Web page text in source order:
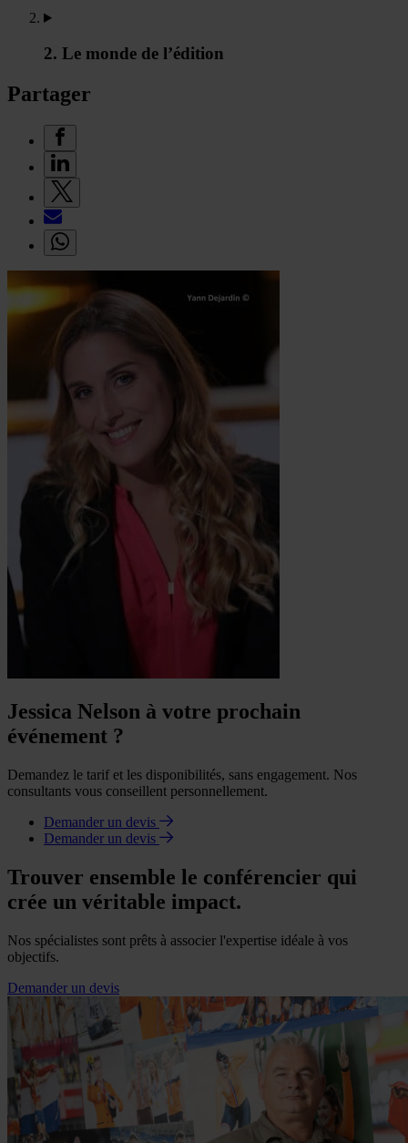
2. Le monde de l’édition
Partager
Jessica Nelson à votre prochain
événement ?
Demandez le tarif et les disponibilités, sans engagement. Nos
consultants vous conseillent personnellement.
Demander un devis
Demander un devis
Trouver ensemble le conférencier qui
crée un véritable impact.
Nos spécialistes sont prêts à associer l'expertise idéale à vos
objectifs.
Demander un devis